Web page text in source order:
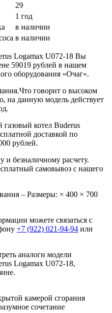
29
1 год
в наличии
в наличии
Logamax U072-18 Вы
59019 рублей в нашем
оборудования «Очаг».
говорит о высоком
на данную модель действует
котел Buderus
доставкой по
рублей.
безналичному расчету.
самовывоз с нашего
– Размеры: × 400 × 700
можете связаться с
+7 (922) 021-94-94 или
аналоги модели
Logamax U072-18,
камерой сгорания
сочетание